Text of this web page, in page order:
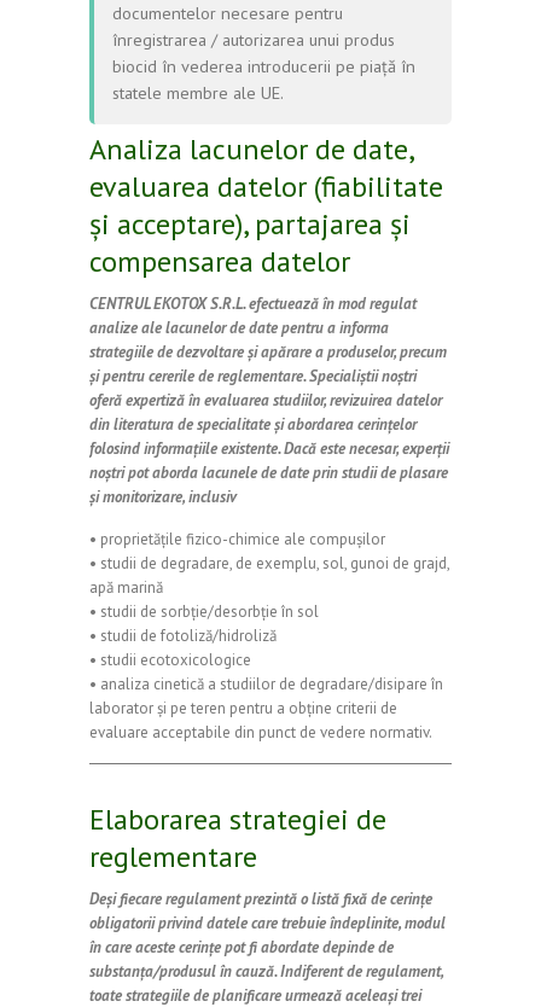
documentelor necesare pentru
înregistrarea / autorizarea unui produs
biocid în vederea introducerii pe piață în
statele membre ale UE.
Analiza lacunelor de date,
evaluarea datelor (fiabilitate
și acceptare), partajarea și
compensarea datelor
CENTRUL EKOTOX S.R.L. efectuează în mod regulat
analize ale lacunelor de date pentru a informa
strategiile de dezvoltare și apărare a produselor, precum
și pentru cererile de reglementare. Specialiștii noștri
oferă expertiză în evaluarea studiilor, revizuirea datelor
din literatura de specialitate și abordarea cerințelor
folosind informațiile existente. Dacă este necesar, experții
noștri pot aborda lacunele de date prin studii de plasare
și monitorizare, inclusiv
• proprietățile fizico-chimice ale compușilor
• studii de degradare, de exemplu, sol, gunoi de grajd,
apă marină
• studii de sorbție/desorbție în sol
• studii de fotoliză/hidroliză
• studii ecotoxicologice
• analiza cinetică a studiilor de degradare/disipare în
laborator și pe teren pentru a obține criterii de
evaluare acceptabile din punct de vedere normativ.
Elaborarea strategiei de
reglementare
Deși fiecare regulament prezintă o listă fixă de cerințe
obligatorii privind datele care trebuie îndeplinite, modul
în care aceste cerințe pot fi abordate depinde de
substanța/produsul în cauză. Indiferent de regulament,
toate strategiile de planificare urmează aceleași trei